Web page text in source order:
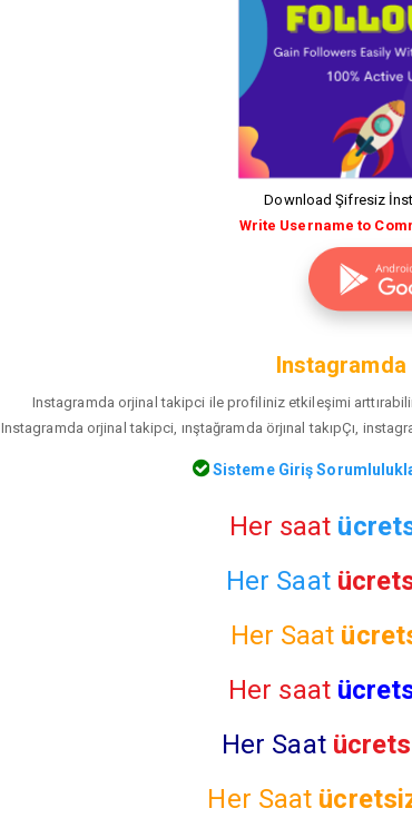
Download Şifresiz
Write Username to
Instagramda orjinal takipci ile profiliniz etkileşimi
Instagramda orjinal takipci, ınştağramda örjınal takıpÇı,
Sisteme Giriş
Her saat
Her Saat
Her Saat
Her saat
Her Saat
Her Saat